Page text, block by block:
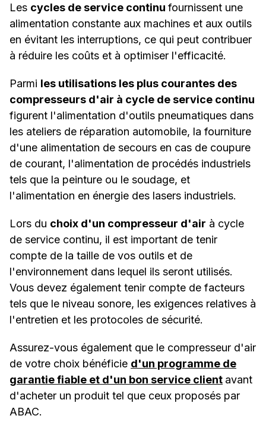
Les cycles de service continu fournissent une
alimentation constante aux machines et aux outils
en évitant les interruptions, ce qui peut contribuer
à réduire les coûts et à optimiser l'efficacité.
Parmi les utilisations les plus courantes des
compresseurs d'air à cycle de service continu
figurent l'alimentation d'outils pneumatiques dans
les ateliers de réparation automobile, la fourniture
d'une alimentation de secours en cas de coupure
de courant, l'alimentation de procédés industriels
tels que la peinture ou le soudage, et
l'alimentation en énergie des lasers industriels.
Lors du choix d'un compresseur d'air à cycle
de service continu, il est important de tenir
compte de la taille de vos outils et de
l'environnement dans lequel ils seront utilisés.
Vous devez également tenir compte de facteurs
tels que le niveau sonore, les exigences relatives à
l'entretien et les protocoles de sécurité.
Assurez-vous également que le compresseur d'air
de votre choix bénéficie d'un programme de
garantie fiable et d'un bon service client avant
d'acheter un produit tel que ceux proposés par
ABAC.